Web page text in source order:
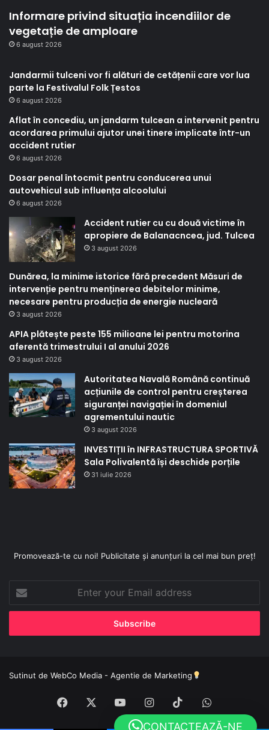
Informare privind situația incendiilor de
vegetație de amploare
6 august 2026
Jandarmii tulceni vor fi alături de cetățenii care vor lua
parte la Festivalul Folk Țestos
6 august 2026
Aflat în concediu, un jandarm tulcean a intervenit pentru
acordarea primului ajutor unei tinere implicate într-un
accident rutier
6 august 2026
Dosar penal întocmit pentru conducerea unui
autovehicul sub influența alcoolului
6 august 2026
Accident rutier cu cu două victime în
apropiere de Balanacncea, jud. Tulcea
3 august 2026
Dunărea, la minime istorice fără precedent Măsuri de
intervenție pentru menținerea debitelor minime,
necesare pentru producția de energie nucleară
3 august 2026
APIA plătește peste 155 milioane lei pentru motorina
aferentă trimestrului I al anului 2026
3 august 2026
Autoritatea Navală Română continuă
acțiunile de control pentru creșterea
siguranței navigației în domeniul
agrementului nautic
3 august 2026
INVESTIȚII în INFRASTRUCTURA SPORTIVĂ
Sala Polivalentă își deschide porțile
31 iulie 2026
Promovează-te cu noi! Publicitate și anunțuri la cel mai bun preț!
your
Email
Sutinut de WebCo Media - Agentie de Marketing
Facebook YouTubeInstagram
TikTokWhatsApp
CONTACTEAZĂ-NE